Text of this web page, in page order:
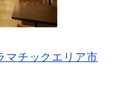
マチックエリア市